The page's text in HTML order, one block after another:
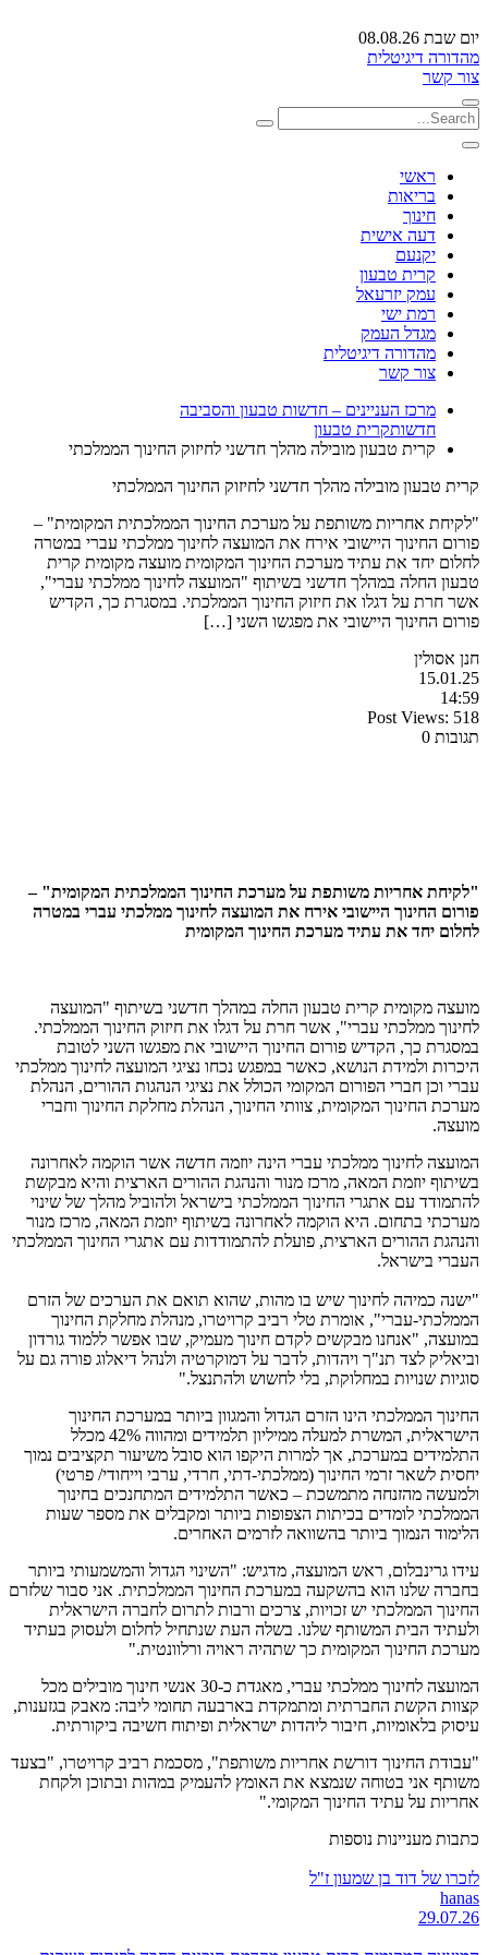
יום שבת 08.08.26
מהדורה דיגיטלית
צור קשר
ראשי
בריאות
חינוך
דעה אישית
יקנעם
קרית טבעון
עמק יזרעאל
רמת ישי
מגדל העמק
מהדורה דיגיטלית
צור קשר
מרכז העניינים – חדשות טבעון והסביבה
חדשותקרית טבעון
קרית טבעון מובילה מהלך חדשני לחיזוק החינוך הממלכתי
קרית טבעון מובילה מהלך חדשני לחיזוק החינוך הממלכתי
"לקיחת אחריות משותפת על מערכת החינוך הממלכתית המקומית" –
פורום החינוך היישובי אירח את המועצה לחינוך ממלכתי עברי במטרה
לחלום יחד את עתיד מערכת החינוך המקומית מועצה מקומית קרית
טבעון החלה במהלך חדשני בשיתוף "המועצה לחינוך ממלכתי עברי",
אשר חרת על דגלו את חיזוק החינוך הממלכתי. במסגרת כך, הקדיש
פורום החינוך היישובי את מפגשו השני […]
חנן אסולין
15.01.25
14:59
Post Views: 518
תגובות 0
"לקיחת אחריות משותפת על מערכת החינוך הממלכתית המקומית" –
פורום החינוך היישובי אירח את המועצה לחינוך ממלכתי עברי במטרה
לחלום יחד את עתיד מערכת החינוך המקומית
מועצה מקומית קרית טבעון החלה במהלך חדשני בשיתוף "המועצה
לחינוך ממלכתי עברי", אשר חרת על דגלו את חיזוק החינוך הממלכתי.
במסגרת כך, הקדיש פורום החינוך היישובי את מפגשו השני לטובת
היכרות ולמידת הנושא, כאשר במפגש נכחו נציגי המועצה לחינוך ממלכתי
עברי וכן חברי הפורום המקומי הכולל את נציגי הנהגות ההורים, הנהלת
מערכת החינוך המקומית, צוותי החינוך, הנהלת מחלקת החינוך וחברי
מועצה.
המועצה לחינוך ממלכתי עברי הינה יוזמה חדשה אשר הוקמה לאחרונה
בשיתוף יוזמת המאה, מרכז מנור והנהגת ההורים הארצית והיא מבקשת
להתמודד עם אתגרי החינוך הממלכתי בישראל ולהוביל מהלך של שינוי
מערכתי בתחום. היא הוקמה לאחרונה בשיתוף יוזמת המאה, מרכז מנור
והנהגת ההורים הארצית, פועלת להתמודדות עם אתגרי החינוך הממלכתי
העברי בישראל.
"ישנה כמיהה לחינוך שיש בו מהות, שהוא תואם את הערכים של הזרם
הממלכתי-עברי", אומרת טלי רביב קרויטרו, מנהלת מחלקת החינוך
במועצה, "אנחנו מבקשים לקדם חינוך מעמיק, שבו אפשר ללמוד גורדון
וביאליק לצד תנ"ך ויהדות, לדבר על דמוקרטיה ולנהל דיאלוג פורה גם על
סוגיות שנויות במחלוקת, בלי לחשוש ולהתנצל."
החינוך הממלכתי הינו הזרם הגדול והמגוון ביותר במערכת החינוך
הישראלית, המשרת למעלה ממיליון תלמידים ומהווה 42% מכלל
התלמידים במערכת, אך למרות היקפו הוא סובל משיעור תקציבים נמוך
יחסית לשאר זרמי החינוך (ממלכתי-דתי, חרדי, ערבי וייחודי/ פרטי)
ולמעשה מהזנחה מתמשכת – כאשר התלמידים המתחנכים בחינוך
הממלכתי לומדים בכיתות הצפופות ביותר ומקבלים את מספר שעות
הלימוד הנמוך ביותר בהשוואה לזרמים האחרים.
עידו גרינבלום, ראש המועצה, מדגיש: "השינוי הגדול והמשמעותי ביותר
בחברה שלנו הוא בהשקעה במערכת החינוך הממלכתית. אני סבור שלזרם
החינוך הממלכתי יש זכויות, צרכים ורבות לתרום לחברה הישראלית
ולעתיד הבית המשותף שלנו. בשלה העת שנתחיל לחלום ולעסוק בעתיד
מערכת החינוך המקומית כך שתהיה ראויה ורלוונטית."
המועצה לחינוך ממלכתי עברי, מאגדת כ-30 אנשי חינוך מובילים מכל
קצוות הקשת החברתית ומתמקדת בארבעה תחומי ליבה: מאבק בגזענות,
עיסוק בלאומיות, חיבור ליהדות ישראלית ופיתוח חשיבה ביקורתית.
"עבודת החינוך דורשת אחריות משותפת", מסכמת רביב קרויטרו, "בצעד
משותף אני בטוחה שנמצא את האומץ להעמיק במהות ובתוכן ולקחת
אחריות על עתיד החינוך המקומי."
כתבות מעניינות נוספות
לזכרו של דוד בן שמעון ז"ל
hanas
29.07.26